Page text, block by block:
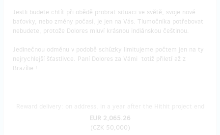
Jestli budete chtít při obědě probrat situaci ve světě, svoje nové
baťovky, nebo změny počasí, je jen na Vás. Tlumočníka potřebovat
nebudete, protože Dolores mluví krásnou indiánskou češtinou.
Jedinečnou odměnu v podobě schůzky limitujeme počtem jen na ty
nejrychlejší šťastlivce. Paní Dolores za Vámi totiž přiletí až z
Brazílie !
EUR 2,065.26
(CZK 50,000)